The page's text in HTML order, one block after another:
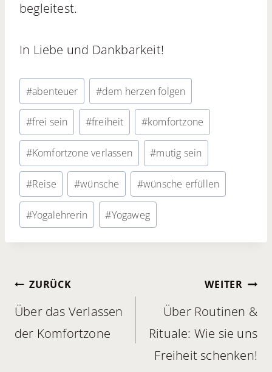
begleitest.
In Liebe und Dankbarkeit!
Schlagworte:
#abenteuer #dem herzen folgen
#frei sein #freiheit #komfortzone
#Komfortzone verlassen #mutig sein
#Reise #wünsche #wünsche erfüllen
#Yogalehrerin #Yogaweg
Beitragsnavigation
ZURÜCK
Über das Verlassen
der Komfortzone
WEITER
Über Routinen &
Rituale: Wie sie uns
Freiheit schenken!